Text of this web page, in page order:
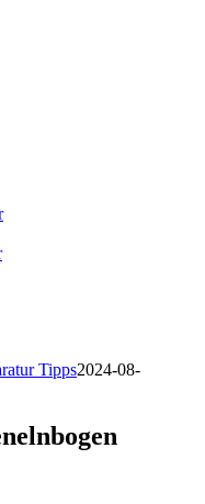
Tipps2024-08-